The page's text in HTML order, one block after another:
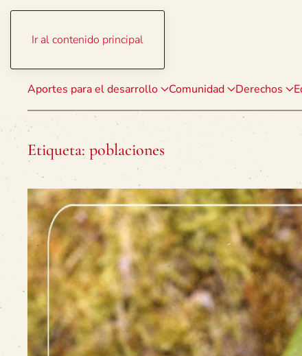
Ir al contenido principal
Aportes para el desarrollo Comunidad Derechos
Etiqueta: poblaciones